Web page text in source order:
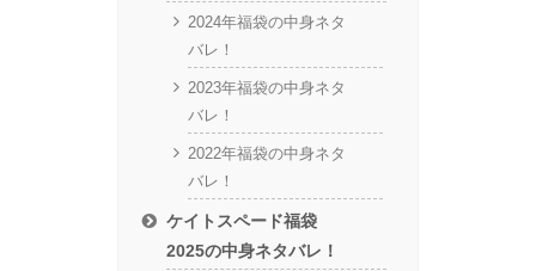
2024年福袋の中身ネタ
バレ！
2023年福袋の中身ネタ
バレ！
2022年福袋の中身ネタ
バレ！
ケイトスペード福袋
2025の中身ネタバレ！